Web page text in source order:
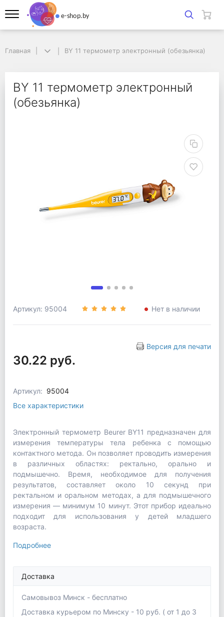
BY 11 термометр электронный (обезьянка)
Главная BY 11 термометр электронный (обезьянка)
BY 11 термометр электронный
(обезьянка)
Артикул: 95004 Нет в наличии
Версия для печати
30.22 руб.
Артикул: 95004
Все характеристики
Электронный термометр Beurer BY11 предназначен для
измерения температуры тела ребенка с помощью
контактного метода. Он позволяет проводить измерения
в различных областях: ректально, орально и
подмышечно. Время, необходимое для получения
результатов, составляет около 10 секунд при
ректальном и оральном методах, а для подмышечного
измерения — минимум 10 минут. Этот прибор идеально
подходит для использования у детей младшего
возраста.
Подробнее
Доставка
Самовывоз Минск - бесплатно
Доставка курьером по Минску - 10 руб. ( от 1 до 3